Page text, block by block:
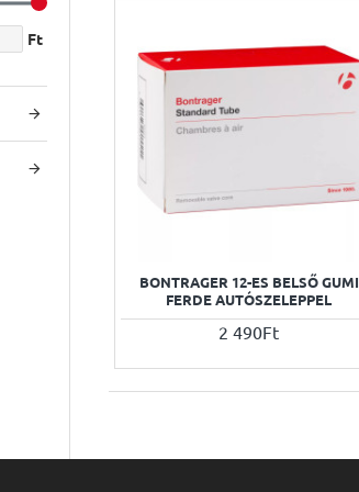
Ft
BONTRAGER 12-ES BELSŐ GUMI
FERDE AUTÓSZELEPPEL
2 490Ft